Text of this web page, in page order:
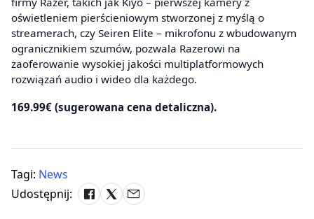
oświetleniem pierścieniowym stworzonej z myślą o
streamerach, czy Seiren Elite – mikrofonu z wbudowanym
ogranicznikiem szumów, pozwala Razerowi na
zaoferowanie wysokiej jakości multiplatformowych
rozwiązań audio i wideo dla każdego.
169.99€ (sugerowana cena detaliczna).
Tagi: News
Udostępnij: